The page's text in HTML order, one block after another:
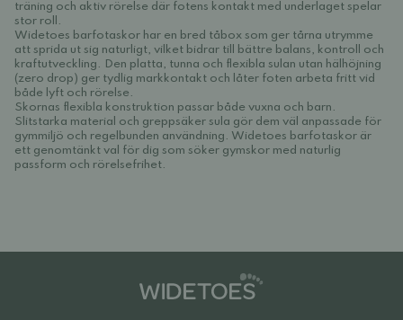
träning och aktiv rörelse där fotens kontakt med underlaget spelar
stor roll.
Widetoes barfotaskor har en bred tåbox som ger tårna utrymme
att sprida ut sig naturligt, vilket bidrar till bättre balans, kontroll och
kraftutveckling. Den platta, tunna och flexibla sulan utan hälhöjning
(zero drop) ger tydlig markkontakt och låter foten arbeta fritt vid
både lyft och rörelse.
Skornas flexibla konstruktion passar både vuxna och barn.
Slitstarka material och greppsäker sula gör dem väl anpassade för
gymmiljö och regelbunden användning. Widetoes barfotaskor är
ett genomtänkt val för dig som söker gymskor med naturlig
passform och rörelsefrihet.